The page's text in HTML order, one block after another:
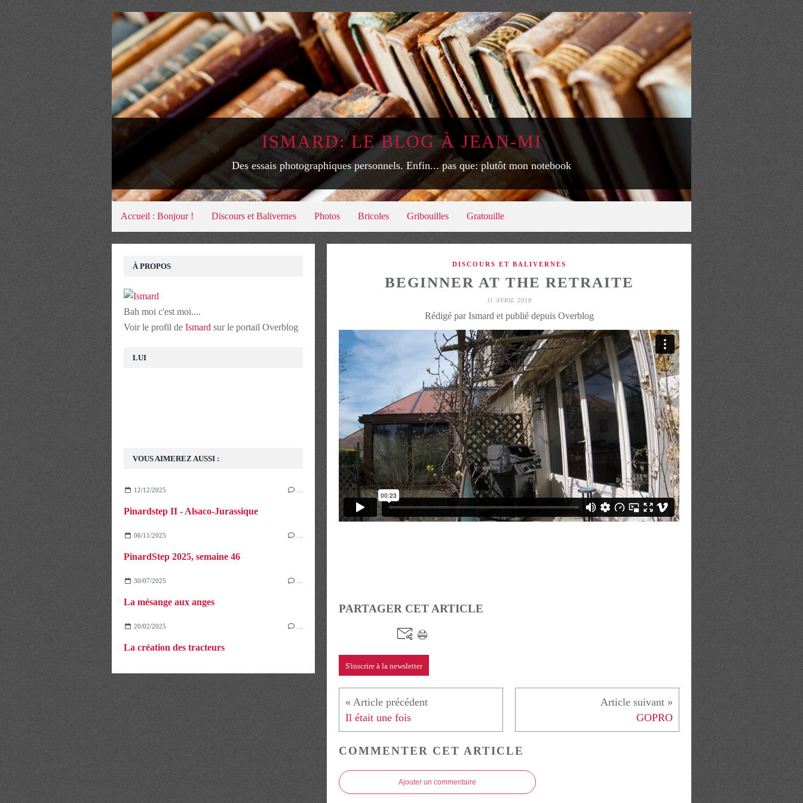
ISMARD: LE BLOG À JEAN-MI
Des essais photographiques personnels. Enfin... pas que: plutôt mon notebook
Accueil : Bonjour ! Discours et Balivernes Photos Bricoles Gribouilles Gratouille
DISCOURS ET BALIVERNES
BEGINNER AT THE RETRAITE
11 AVRIL 2018
Rédigé par Ismard et publié depuis Overblog
PARTAGER CET ARTICLE
S'inscrire à la newsletter
Il était une fois GOPRO
COMMENTER CET ARTICLE
Ajouter un commentaire
À PROPOS
Bah moi c'est moi....
Voir le profil de Ismard sur le portail Overblog
VOUS AIMEREZ AUSSI :
12/12/2025
Pinardstep II - Alsaco-Jurassique
06/11/2025
PinardStep 2025, semaine 46
30/07/2025
La mésange aux anges
20/02/2025
La création des tracteurs
LUI